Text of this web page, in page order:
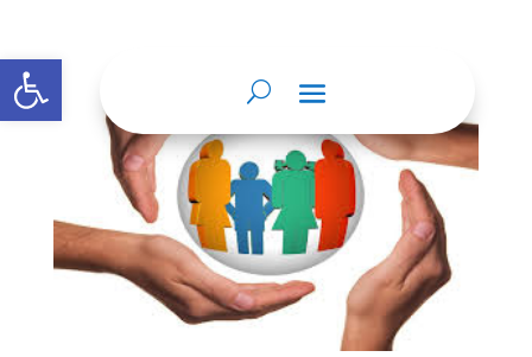
Abrir barra de herramientas